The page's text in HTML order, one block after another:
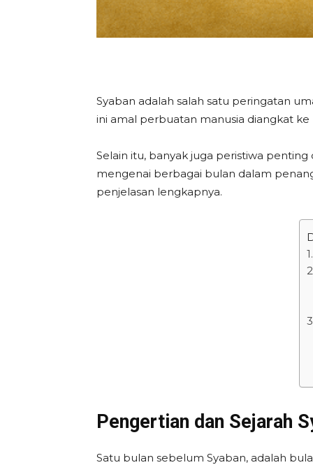
Syaban adalah salah satu peringatan
ini amal perbuatan manusia diangkat ke
Selain itu, banyak juga peristiwa
mengenai berbagai bulan dalam
penjelasan lengkapnya.
Pengertian dan Sejarah
Satu bulan sebelum Syaban, adalah